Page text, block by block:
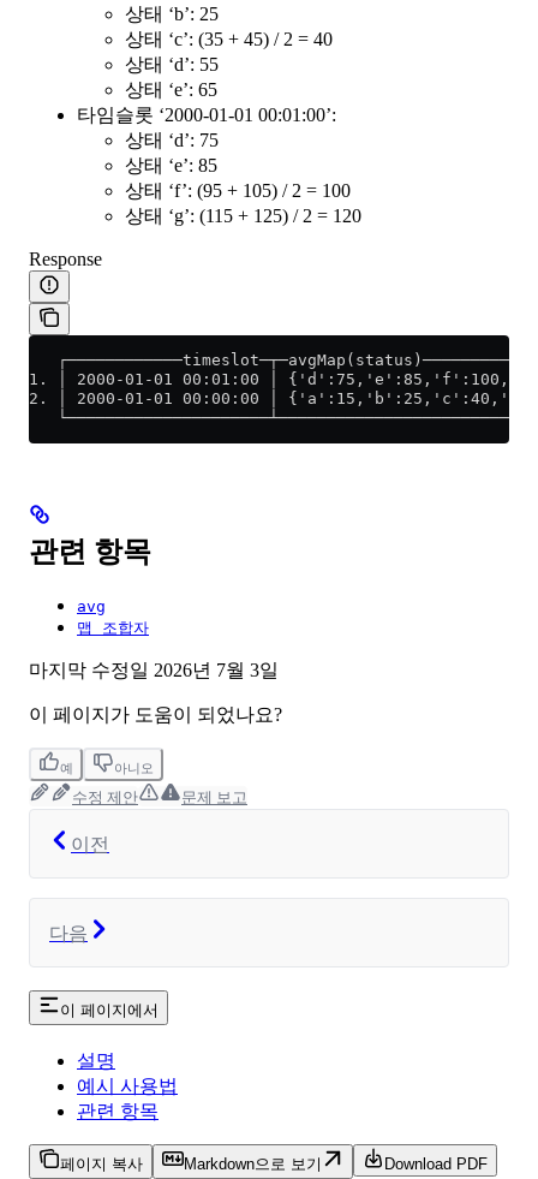
상태 ‘b’: 25
상태 ‘c’: (35 + 45) / 2 = 40
상태 ‘d’: 55
상태 ‘e’: 65
타임슬롯 ‘2000-01-01 00:01:00’:
상태 ‘d’: 75
상태 ‘e’: 85
상태 ‘f’: (95 + 105) / 2 = 100
상태 ‘g’: (115 + 125) / 2 = 120
Response
1. │ 2000-01-01 00:01:00 │
2. │ 2000-01-01 00:00:00 │
관련 항목
avg
맵 조합자
마지막 수정일 2026년 7월 3일
이 페이지가 도움이 되었나요?
예 아니오
수정 제안 문제 보고
이전
다음
이 페이지에서
설명
예시 사용법
관련 항목
페이지 복사 Markdown으로 보기 Download PDF